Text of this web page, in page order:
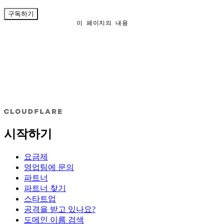
이 페이지의 내용
구독하기
시작하기
요금제
영업팀에 문의
파트너
파트너 찾기
스타트업
공격을 받고 있나요?
도메인 이름 검색